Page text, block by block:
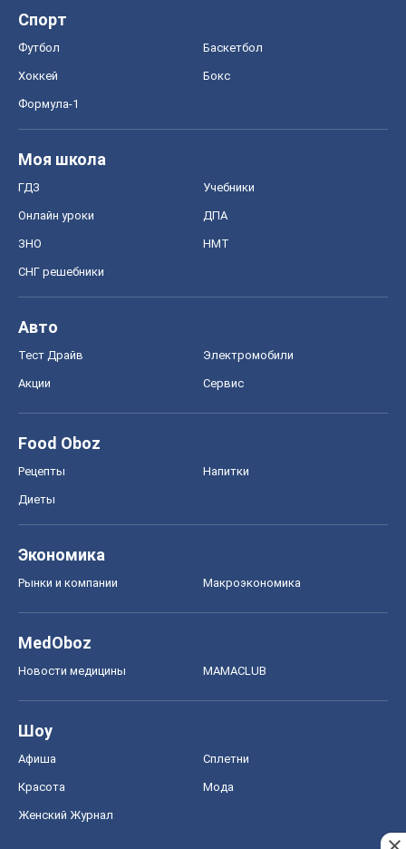
Черкассы
Спорт
Футбол
Хоккей Бокс
Формула-1
Моя школа
ГДЗ Учебники
Онлайн уроки
ЗНО НМТ
СНГ решебники
Авто
Тест Драйв Электромобили
Акции
Food Oboz
Рецепты Напитки
Диеты
Экономика
Рынки и компании
MedOboz
Новости медицины
Шоу
Афиша